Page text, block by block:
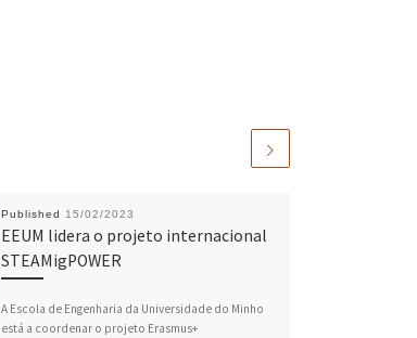
Published 15/02/2023
EEUM lidera o projeto internacional
STEAMigPOWER
A Escola de Engenharia da Universidade do Minho
está a coordenar o projeto Erasmus+